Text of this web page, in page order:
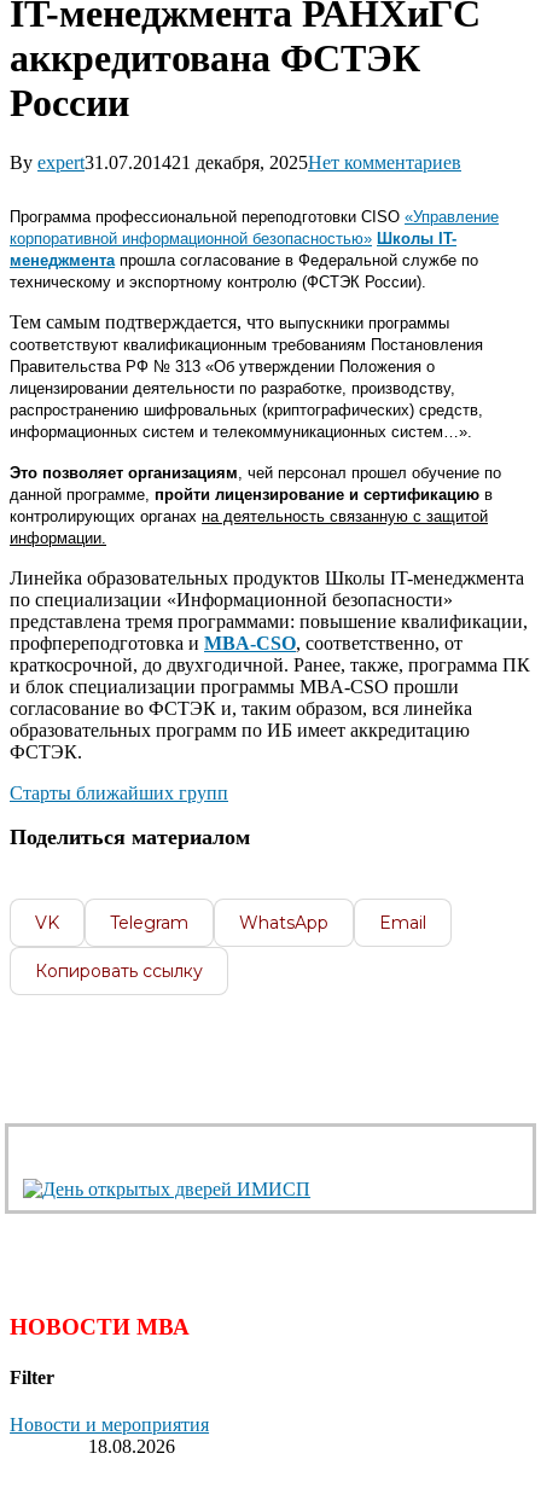
IT-менеджмента РАНХиГС
аккредитована ФСТЭК
России
By expert31.07.201421 декабря, 2025Нет комментариев
Программа профессиональной переподготовки CISO «Управление
корпоративной информационной безопасностью» Школы IT-
менеджмента прошла согласование в Федеральной службе по
техническому и экспортному контролю (ФСТЭК России).
Тем самым подтверждается, что выпускники программы
соответствуют квалификационным требованиям Постановления
Правительства РФ № 313 «Об утверждении Положения о
лицензировании деятельности по разработке, производству,
распространению шифровальных (криптографических) средств,
информационных систем и телекоммуникационных систем…».
Это позволяет организациям , чей персонал прошел обучение по
данной программе, пройти лицензирование и сертификацию в
контролирующих органах на деятельность связанную с защитой
информации.
Линейка образовательных продуктов Школы IT-менеджмента
по специализации «Информационной безопасности»
представлена тремя программами: повышение квалификации,
профпереподготовка и MBA-CSO, соответственно, от
краткосрочной, до двухгодичной. Ранее, также, программа ПК
и блок специализации программы MBA-CSO прошли
согласование во ФСТЭК и, таким образом, вся линейка
образовательных программ по ИБ имеет аккредитацию
ФСТЭК.
Старты ближайших групп
Поделиться материалом
VK Telegram WhatsApp Email
Копировать ссылку
НОВОСТИ МВА
Filter
Новости и мероприятия
18.08.2026